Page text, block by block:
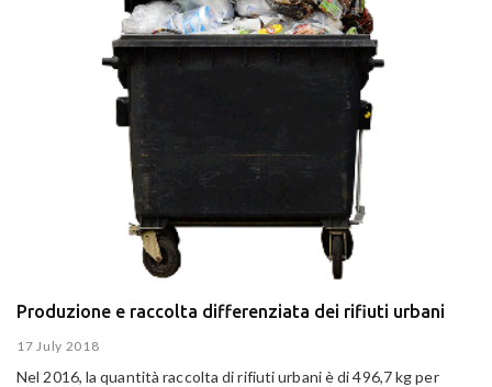
Produzione e raccolta differenziata dei rifiuti urbani
17 July 2018
Nel 2016, la quantità raccolta di rifiuti urbani è di 496,7 kg per